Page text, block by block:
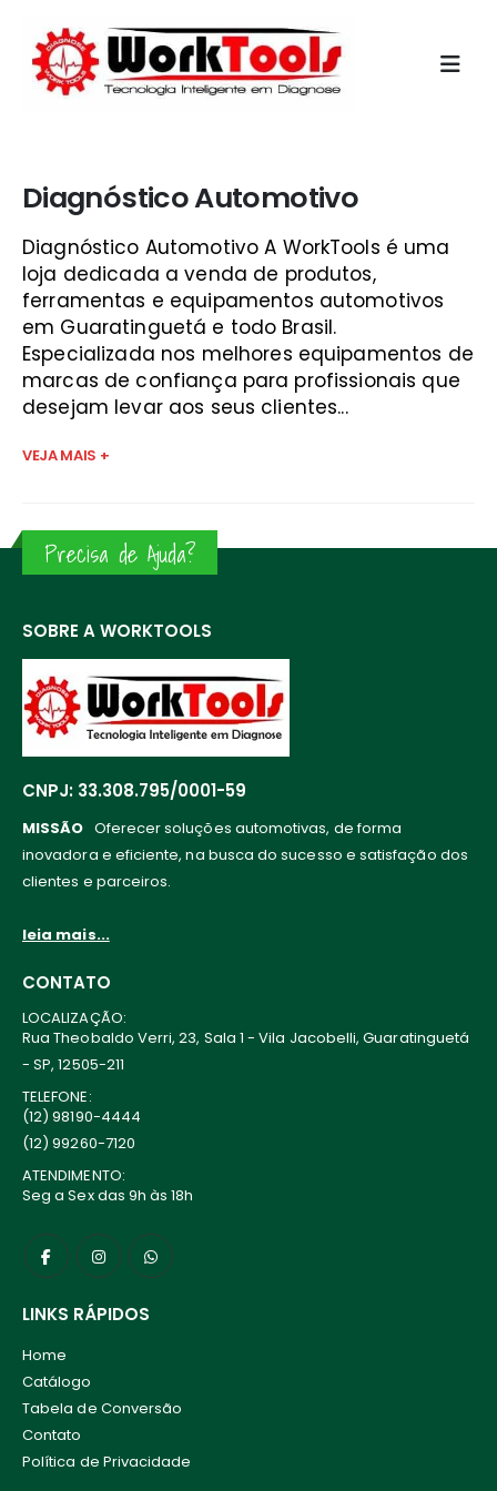
Diagnóstico Automotivo
Diagnóstico Automotivo A WorkTools é uma
loja dedicada a venda de produtos,
ferramentas e equipamentos automotivos
em Guaratinguetá e todo Brasil.
Especializada nos melhores equipamentos de
marcas de confiança para profissionais que
desejam levar aos seus clientes...
VEJA MAIS +
Precisa de Ajuda?
SOBRE A WORKTOOLS
CNPJ: 33.308.795/0001-59
MISSÃO Oferecer soluções automotivas, de forma
inovadora e eficiente, na busca do sucesso e satisfação dos
clientes e parceiros.
leia mais...
CONTATO
LOCALIZAÇÃO:
Rua Theobaldo Verri, 23, Sala 1 - Vila Jacobelli, Guaratinguetá
- SP, 12505-211
TELEFONE:
(12) 98190-4444
(12) 99260-7120
ATENDIMENTO:
Seg a Sex das 9h às 18h
LINKS RÁPIDOS
Home
Catálogo
Tabela de Conversão
Contato
Política de Privacidade